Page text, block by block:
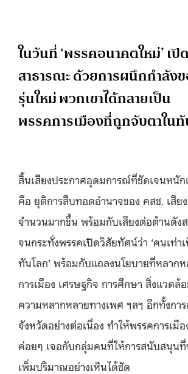
ในวันที่ ‘พรรคอนาคตใหม่’ เ
สาธารณะ ด้วยการผนึกกำลัง
รุ่นใหม่ พวกเขาได้กลายเป็น
พรรคการเมืองที่ถูกจับตาใน
สิ้นเสียงประกาศอุดมการณ์ที่ชัดเจนหนั
คือ ยุติการสืบทอดอำนาจของ คสช. เสีย
จำนวนมากขึ้น พร้อมกับเสียงต่อต้านดัง
จนกระทั่งพรรคเปิดวิสัยทัศน์ว่า ‘คนเท่า
ทันโลก’ พร้อมกับแถลงนโยบายที่หลาก
การเมือง เศรษฐกิจ การศึกษา สิ่งแวด
ความหลากหลายทางเพศ ฯลฯ อีกทั้งกา
จังหวัดอย่างต่อเนื่อง ทำให้พรรคการเมื
ค่อยๆ เจอกับกลุ่มคนที่ให้การสนับสนุน
เพิ่มปริมาณอย่างเห็นได้ชัด